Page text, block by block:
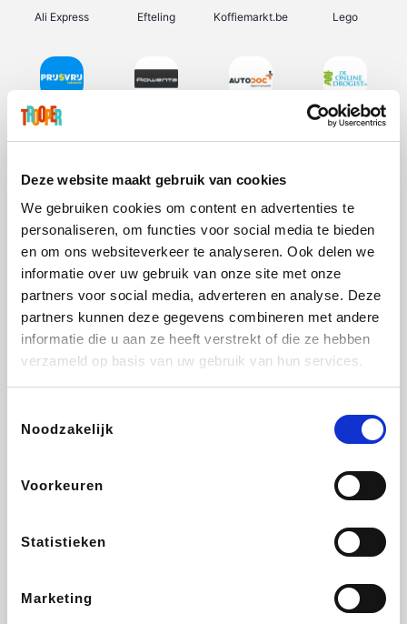
Deze website maakt gebruik van cookies
We gebruiken cookies om content en advertenties te
personaliseren, om functies voor social media te bieden
en om ons websiteverkeer te analyseren. Ook delen we
informatie over uw gebruik van onze site met onze
partners voor social media, adverteren en analyse. Deze
partners kunnen deze gegevens combineren met andere
informatie die u aan ze heeft verstrekt of die ze hebben
verzameld op basis van uw gebruik van hun services.
Noodzakelijk
Voorkeuren
Statistieken
Marketing
Ali Express Efteling Koffiemarkt.be Lego
Prijsvrij De Online Drogist
Vidaxl Plopsa Lampenlicht.be Adidas
All Accor
DectDirect ZEB
SupraBazar